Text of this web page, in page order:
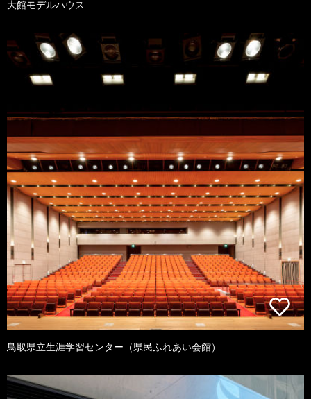
大館モデルハウス
鳥取県立生涯学習センター（県民ふれあい会館）